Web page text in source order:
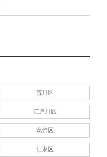
荒川区
江戸川区
葛飾区
江東区